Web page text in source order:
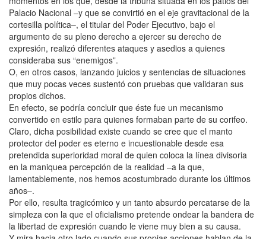
Palacio Nacional –y que se convirtió en el eje gravitacional de la
cortesilla política–, el titular del Poder Ejecutivo, bajo el
argumento de su pleno derecho a ejercer su derecho de
expresión, realizó diferentes ataques y asedios a quienes
consideraba sus “enemigos”.
O, en otros casos, lanzando juicios y sentencias de situaciones
que muy pocas veces sustentó con pruebas que validaran sus
propios dichos.
En efecto, se podría concluir que éste fue un mecanismo
convertido en estilo para quienes formaban parte de su corifeo.
Claro, dicha posibilidad existe cuando se cree que el manto
protector del poder es eterno e incuestionable desde esa
pretendida superioridad moral de quien coloca la línea divisoria
en la maniquea percepción de la realidad –a la que,
lamentablemente, nos hemos acostumbrado durante los últimos
años–.
Por ello, resulta tragicómico y un tanto absurdo percatarse de la
simpleza con la que el oficialismo pretende ondear la bandera de
la libertad de expresión cuando le viene muy bien a su causa.